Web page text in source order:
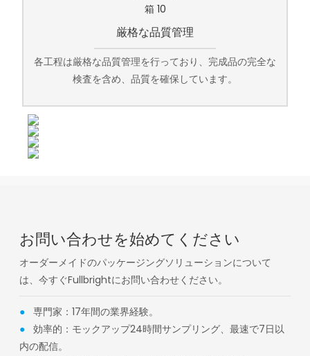
厳格な品質管理
各工程は厳格な品質管理を行っており、完成品の完全な
検査を含め、品質を確保しています。
お問い合わせを始めてください
オーダーメイドのパッケージングソリューションについて
は、今すぐFullbrightにお問い合わせください。
● 専門家：17年間の業界経験。
● 効率的：モックアップ24時間サンプリング、最速で7日以
内の配信。